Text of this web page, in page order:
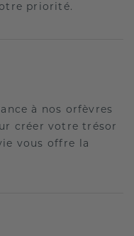
priorité.
à nos orfèvres
créer votre trésor
vous offre la